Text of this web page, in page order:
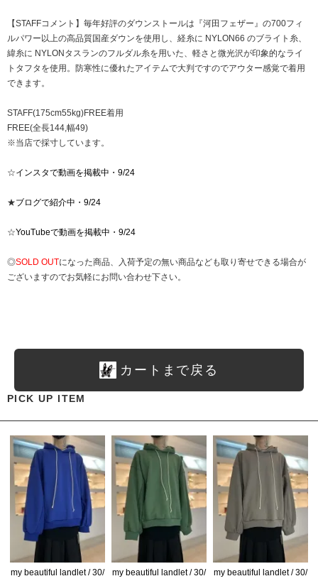
【STAFFコメント】毎年好評のダウンストールは『河田フェザー』の700フィ
ルパワー以上の高品質国産ダウンを使用し、経糸に NYLON66 のブライト糸、
緯糸に NYLONタスランのフルダル糸を用いた、軽さと微光沢が印象的なライ
トタフタを使用。防寒性に優れたアイテムで大判ですのでアウター感覚で着用
できます。
STAFF(175cm55kg)FREE着用
FREE(全長144,幅49)
※当店で採寸しています。
☆インスタで動画を掲載中・9/24
★ブログで紹介中・9/24
☆YouTubeで動画を掲載中・9/24
◎SOLD OUTになった商品、入荷予定の無い商品なども取り寄せできる場合が
ございますのでお気軽にお問い合わせ下さい。
カートまで戻る
PICK UP ITEM
my beautiful landlet / 30/
my beautiful landlet / 30/
my beautiful landlet / 30/